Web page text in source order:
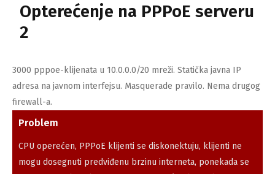
Opterećenje na PPPoE serveru
2
3000 pppoe-klijenata u 10.0.0.0/20 mreži. Statička javna IP
adresa na javnom interfejsu. Masquerade pravilo. Nema drugog
firewall-a.
Problem
CPU operećen, PPPoE klijenti se diskonektuju, klijenti ne
mogu dosegnuti predviđenu brzinu interneta, ponekada se